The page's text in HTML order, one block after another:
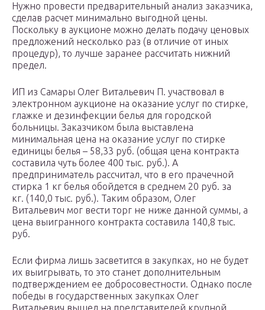
Нужно провести предварительный анализ заказчика,
сделав расчет минимально выгодной цены.
Поскольку в аукционе можно делать подачу ценовых
предложений несколько раз (в отличие от иных
процедур), то лучше заранее рассчитать нижний
предел.
ИП из Самары Олег Витальевич П. участвовал в
электронном аукционе на оказание услуг по стирке,
глажке и дезинфекции белья для городской
больницы. Заказчиком была выставлена
минимальная цена на оказание услуг по стирке
единицы белья – 58,33 руб. (общая цена контракта
составила чуть более 400 тыс. руб.). А
предприниматель рассчитал, что в его прачечной
стирка 1 кг белья обойдется в среднем 20 руб. за
кг. (140,0 тыс. руб.). Таким образом, Олег
Витальевич мог вести торг не ниже данной суммы, а
цена выигранного контракта составила 140,8 тыс.
руб.
Если фирма лишь засветится в закупках, но не будет
их выигрывать, то это станет дополнительным
подтверждением ее добросовестности. Однако после
победы в государственных закупках Олег
Витальевич вышел на представителей крупной